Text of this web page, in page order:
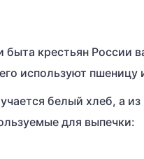
крестьян России
используют пшеницу
белый хлеб, а
для выпечки: